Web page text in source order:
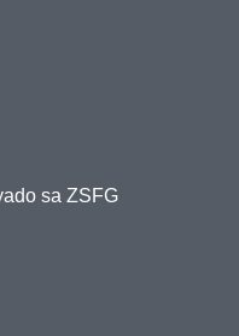
sa ZSFG